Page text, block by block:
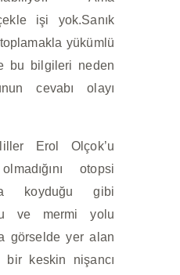
işi yok.Sanık
yükümlü
bu bilgileri neden
cevabı olayı
Erol Olçok’u
otopsi
koyduğu gibi
ve mermi yolu
görselde yer alan
bir keskin nişancı